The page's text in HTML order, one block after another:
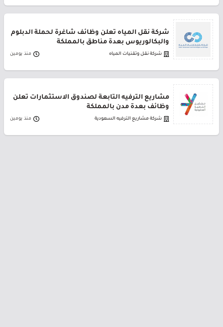
شركة نقل المياه تعلن وظائف شاغرة لحملة الدبلوم
والبكالوريوس بعدة مناطق بالمملكة
شركة نقل وتقنيات المياه منذ يومين
مشاريع الترفيه التابعة لصندوق الاستثمارات تعلن
وظائف بعدة مدن بالمملكة
شركة مشاريع الترفيه السعودية منذ يومين